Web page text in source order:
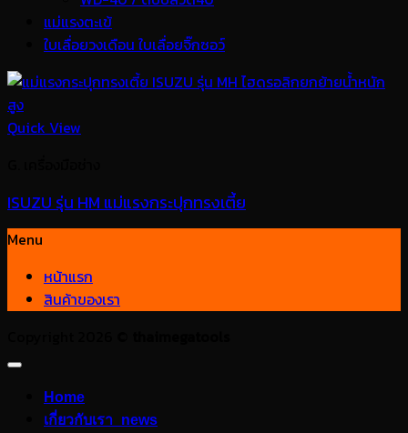
แม่แรงตะเข้
ใบเลื่อยวงเดือน ใบเลื่อยจิ๊กซอว์
Quick View
ISUZU รุ่น HM แม่แรงกระปุกทรงเตี้ย
Menu
หน้าแรก
สินค้าของเรา
Home
เกี่ยวกับเรา_news